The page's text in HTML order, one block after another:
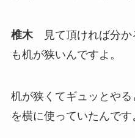
椎木見て頂ければ分か
も机が狭いんですよ。
机が狭くてギュッとや
を横に使っていたんです